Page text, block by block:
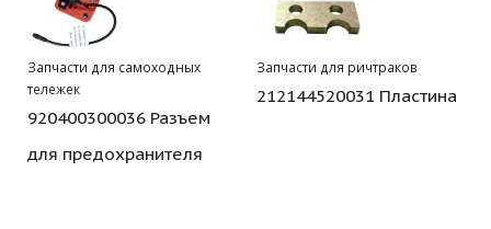
Запчасти для самоходных
тележек
920400300036 Разъем
для предохранителя
Запчасти для ричтраков
212144520031 Пластина